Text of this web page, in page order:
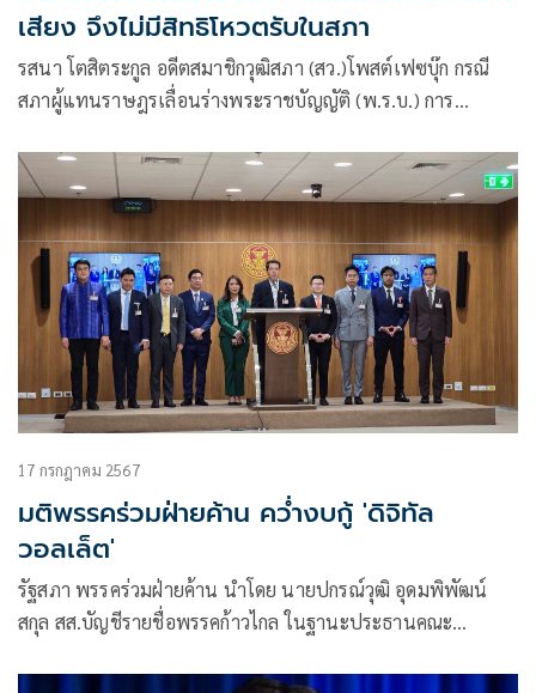
เสียง จึงไม่มีสิทธิโหวตรับในสภา
รสนา โตสิตระกูล อดีตสมาชิกวุฒิสภา (สว.)โพสต์เฟซบุ๊ก กรณี
สภาผู้แทนราษฎรเลื่อนร่างพระราชบัญญัติ (พ.ร.บ.) การ
คอมเพล็กซ์ ขึ้นมาพิจารณา ในวันที่ 9 เม.ย.ก่อนวาระอื่นๆ ว่า
17 กรกฎาคม 2567
มติพรรคร่วมฝ่ายค้าน คว่ำงบกู้ 'ดิจิทัล
วอลเล็ต'
รัฐสภา พรรคร่วมฝ่ายค้าน นำโดย นายปกรณ์วุฒิ อุดมพิพัฒน์
สกุล สส.บัญชีรายชื่อพรรคก้าวไกล ในฐานะประธานคณะ